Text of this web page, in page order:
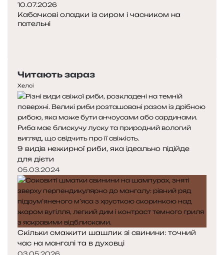
10.07.2026
Кабачкові оладки із сиром і часником на
пательні
Читають зараз
Хелсі
9 видів нежирної риби, яка ідеально підійде
для дієти
05.03.2024
Скільки смажити шашлик зі свинини: точний
час на мангалі та в духовці